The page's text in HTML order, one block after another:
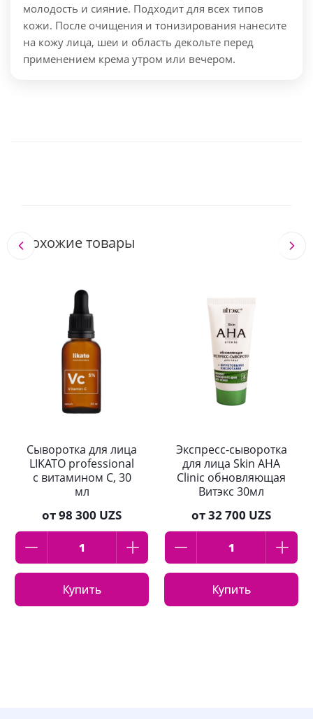
молодость и сияние. Подходит для всех типов
кожи. После очищения и тонизирования нанесите
на кожу лица, шеи и область декольте перед
применением крема утром или вечером.
Похожие товары
Сыворотка для лица
LIKATO professional
с витамином С, 30
мл
от98 300 UZS
Купить
Экспресс-сыворотка
для лица Skin AHA
Clinic обновляющая
Витэкс 30мл
от32 700 UZS
Купить